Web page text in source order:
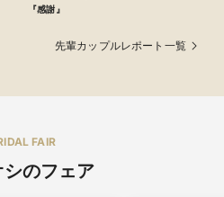
『感謝』
先輩カップルレポート一覧
FAIR
のフェア